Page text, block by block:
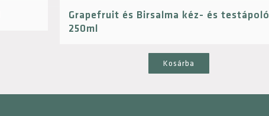
Grapefruit és Birsalma kéz- és testápoló
250ml
Kosárba